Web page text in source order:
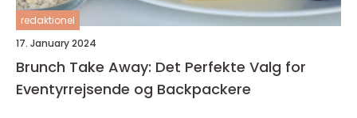
redaktionel
17. January 2024
Brunch Take Away: Det Perfekte Valg for
Eventyrrejsende og Backpackere